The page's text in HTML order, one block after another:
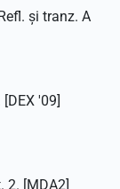
și tranz. A
'09]
2. [MDA2]